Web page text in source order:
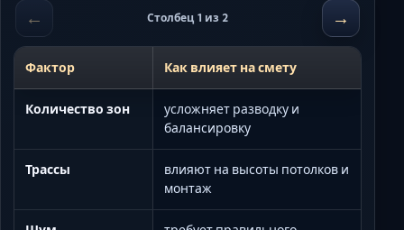
← Столбец 1 из 2 →
Фактор Как влияет на смету
Количество зон
усложняет разводку и
балансировку
Трассы
влияют на высоты потолков и
монтаж